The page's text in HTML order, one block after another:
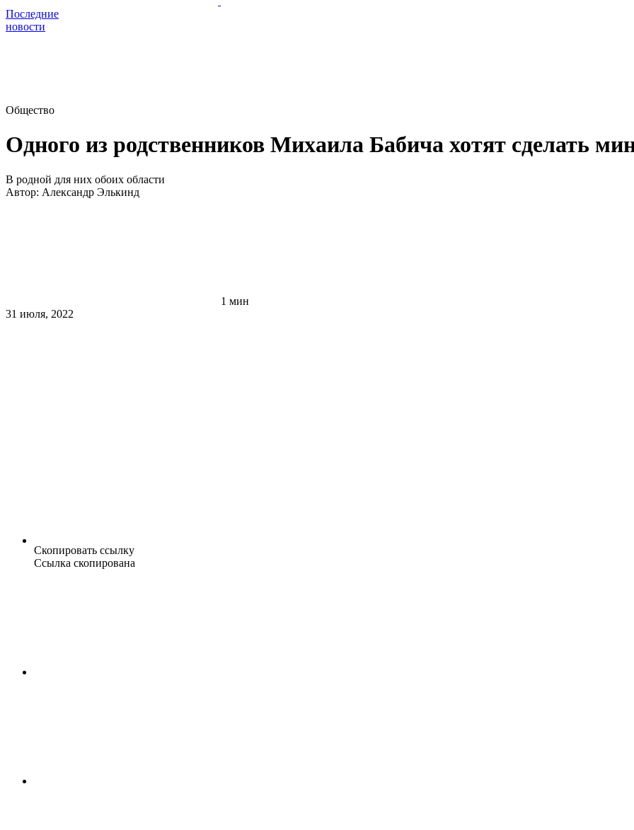
Последние
новости
Общество
Одного из родственников Михаила Бабича хотят сделать
В родной для них обоих области
Автор: Александр Элькинд
1 мин
31 июля, 2022
Скопировать ссылку
Ссылка скопирована